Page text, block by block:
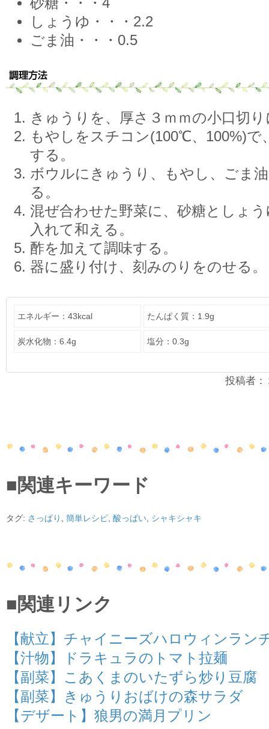
しょうゆ・・・2.2
ごま油・・・0.5
きゅうりを、厚さ３ｍｍの小口切
もやしをスチコン(100℃、100%)で
する。
ボウルにきゅうり、もやし、ごま
る。
混ぜ合わせた野菜に、砂糖としょ
入れて和える。
酢を加えて調味する。
器に盛り付け、刻みのりをのせる。
エネルギー：43kcal たんぱく質：1.9g
炭水化物：6.4g 塩分：0.3g
投稿者
■関連キーワード
タグ: さっぱり 簡単レシピ 酸っぱい シャキシャキ
■関連リンク
【献立】チャイニーズハロウィンラン
【汁物】ドラキュラのトマト拉麺
【副菜】こあくまのいたずら炒り豆腐
【副菜】きゅうりおばけの森サラダ
【デザート】狼男の満月プリン